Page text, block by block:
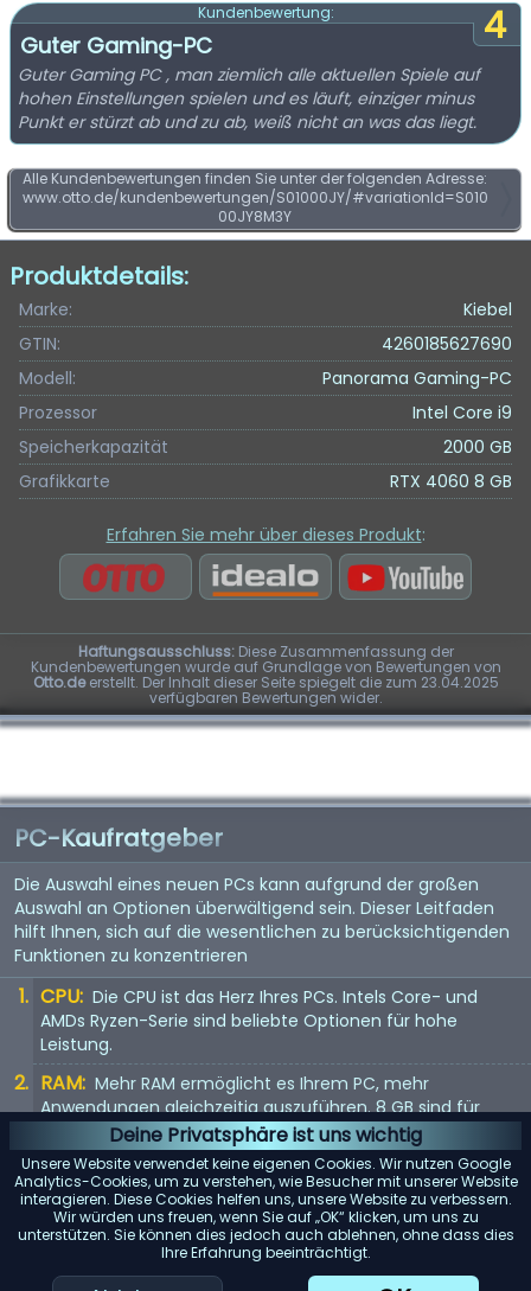
Deine Privatsphäre ist uns wichtig
Unsere Website verwendet keine eigenen Cookies. Wir nutzen Google
Analytics-Cookies, um zu verstehen, wie Besucher mit unserer Website
interagieren. Diese Cookies helfen uns, unsere Website zu verbessern.
Wir würden uns freuen, wenn Sie auf „OK“ klicken, um uns zu
unterstützen. Sie können dies jedoch auch ablehnen, ohne dass dies
Ihre Erfahrung beeinträchtigt.
4
Kundenbewertung:
Guter Gaming-PC
Guter Gaming PC , man ziemlich alle aktuellen Spiele auf
hohen Einstellungen spielen und es läuft, einziger minus
Punkt er stürzt ab und zu ab, weiß nicht an was das liegt.
Alle Kundenbewertungen finden Sie unter der folgenden Adresse:
www.otto.de/kundenbewertungen/S01000JY/#variationId=S010
00JY8M3Y
Produktdetails:
Marke:
Kiebel
GTIN:
4260185627690
Modell:
Panorama Gaming-PC
Prozessor
Intel Core i9
Speicherkapazität
2000 GB
Grafikkarte
RTX 4060 8 GB
Erfahren Sie mehr über dieses Produkt:
Haftungsausschluss:Diese Zusammenfassung der
Kundenbewertungen wurde auf Grundlage von Bewertungen von
Otto.deerstellt. Der Inhalt dieser Seite spiegelt die zum 23.04.2025
verfügbaren Bewertungen wider.
PC-Kaufratgeber
Die Auswahl eines neuen PCs kann aufgrund der großen
Auswahl an Optionen überwältigend sein. Dieser Leitfaden
hilft Ihnen, sich auf die wesentlichen zu berücksichtigenden
Funktionen zu konzentrieren
CPU: Die CPU ist das Herz Ihres PCs. Intels Core- und
AMDs Ryzen-Serie sind beliebte Optionen für hohe
Leistung.
RAM: Mehr RAM ermöglicht es Ihrem PC, mehr
Anwendungen gleichzeitig auszuführen. 8 GB sind für
grundlegende Aufgaben geeignet, während 16 GB oder
mehr ideal für anspruchsvolle Anwendungen sind.
Speicher: SSDs bieten eine schnellere Leistung als
herkömmliche Festplatten. Erwägen Sie einen PC mit
mindestens einer 256 GB SSD für ein reaktionsschnelles